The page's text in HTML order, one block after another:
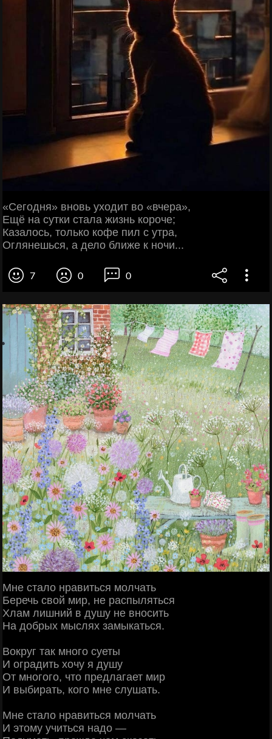
«Сегодня» вновь уходит во «вчера»,
Ещё на сутки стала жизнь короче;
Казалось, только кофе пил с утра,
Оглянешься, а дело ближе к ночи...
7 0 0
Мне стало нравиться молчать
Беречь свой мир, не распыляться
Хлам лишний в душу не вносить
На добрых мыслях замыкаться.
Вокруг так много суеты
И оградить хочу я душу
От многого, что предлагает мир
И выбирать, кого мне слушать.
Мне стало нравиться молчать
И этому учиться надо —